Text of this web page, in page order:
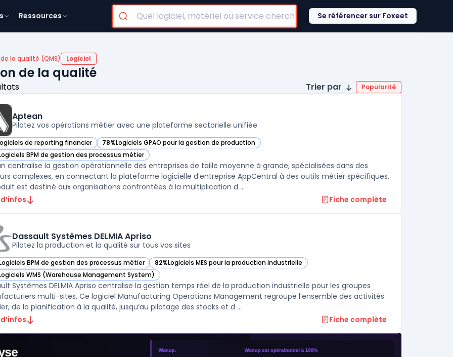
Ressources Se référencer sur Foxeet
la qualité (QMS) Logiciel
de la qualité
Trier par Popularité
Aptean
Pilotez vos opérations métier avec une plateforme sectorielle unifiée
de reporting financier
Aptean dans cette catégorie 78%Logiciels GPAO pour la gestion de production
— voir Aptean dans cette catégorie
BPM de gestion des processus métier
Aptean dans cette catégorie
centralise la gestion opérationnelle des entreprises de taille moyenne à grande, spécialisées dans des
complexes, en connectant la plateforme logicielle d’entreprise AppCentral à des outils métier spécifiques.
est destiné aux organisations confrontées à la multiplication d ...
Fiche complète
Dassault Systèmes DELMIA Apriso
Pilotez la production et la qualité sur tous vos sites
BPM de gestion des processus métier
Dassault Systèmes DELMIA Apriso dans cette catégorie
82%Logiciels MES pour la production industrielle
— voir Dassault Systèmes DELMIA Apriso dans cette catégorie
WMS (Warehouse Management System)
Dassault Systèmes DELMIA Apriso dans cette catégorie
Systèmes DELMIA Apriso centralise la gestion temps réel de la production industrielle pour les groupes
multi-sites. Ce logiciel Manufacturing Operations Management regroupe l’ensemble des activités
de la planification à la qualité, jusqu’au pilotage des stocks et d ...
Fiche complète